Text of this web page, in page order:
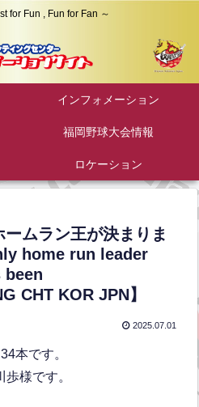
for Fun , Fun for Fan ～
インフォメーション
福岡野球大会情報
ロケーション
ムラン王が決まりま
home run leader
been
CHT KOR JPN】
2025.07.01
本です。
様です。